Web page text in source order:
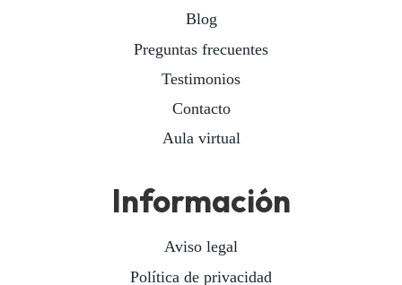
Blog
Preguntas frecuentes
Testimonios
Contacto
Aula virtual
Información
Aviso legal
Política de privacidad